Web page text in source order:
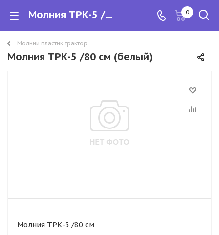
Молния ТРК-5 /80 см 0
Молнии пластик трактор
Молния ТРК-5 /80 см (белый)
Молния ТРК-5 /80 см